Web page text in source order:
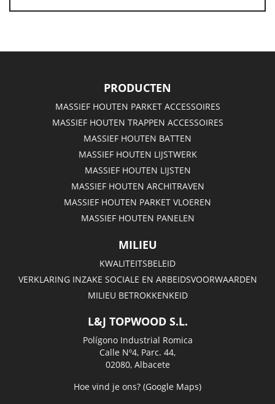
PRODUCTEN
MASSIEF HOUTEN PARKET ACCESSOIRES
MASSIEF HOUTEN TRAPPEN ACCESSOIRES
MASSIEF HOUTEN BATTEN
MASSIEF HOUTEN LIJSTWERK
MASSIEF HOUTEN LIJSTEN
MASSIEF HOUTEN ARCHITRAVEN
MASSIEF HOUTEN PARKET VLOEREN
MASSIEF HOUTEN PANELEN
MILIEU
KWALITEITSBELEID
VERKLARING INZAKE SOCIALE EN ARBEIDSVOORWAARDEN
MILIEU BETROKKENKEID
L&J TOPWOOD S.L.
Polígono Industrial Romica
Calle Nº4, Parc. 44,
02080, Albacete
Hoe vind je ons? (Google Maps)